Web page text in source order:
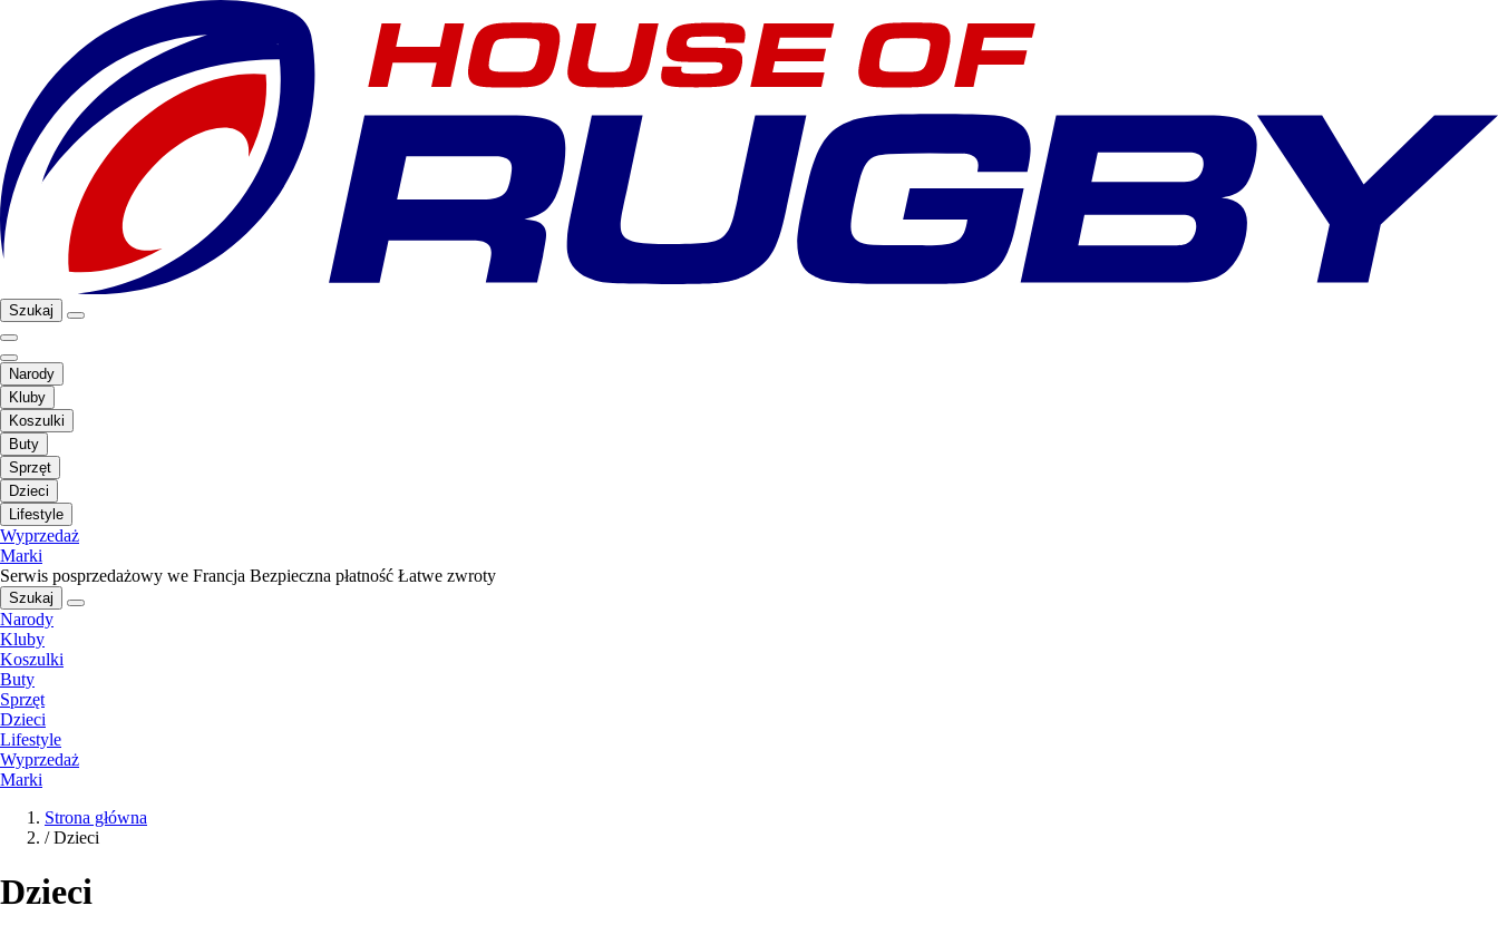
Szukaj
Narody
Kluby
Koszulki
Buty
Sprzęt
Dzieci
Lifestyle
Wyprzedaż
Marki
Serwis posprzedażowy we Francja Bezpieczna płatność Łatwe zwroty
Szukaj
Narody
Kluby
Koszulki
Buty
Sprzęt
Dzieci
Lifestyle
Wyprzedaż
Marki
Strona główna
/ Dzieci
Dzieci